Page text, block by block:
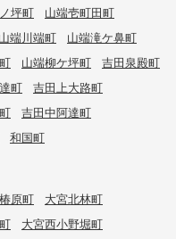
坪町
山端壱町田町
山端川端町
山端滝ケ鼻町
山端柳ケ坪町
吉田泉殿町
町
吉田上大路町
吉田中阿達町
和国町
原町
大宮北林町
大宮西小野堀町